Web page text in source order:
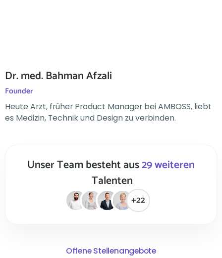
Dr. med. Bahman Afzali
Founder
Heute Arzt, früher Product Manager bei AMBOSS, liebt
es Medizin, Technik und Design zu verbinden.
Unser Team besteht aus29 weiteren
Talenten
+22
Offene Stellenangebote